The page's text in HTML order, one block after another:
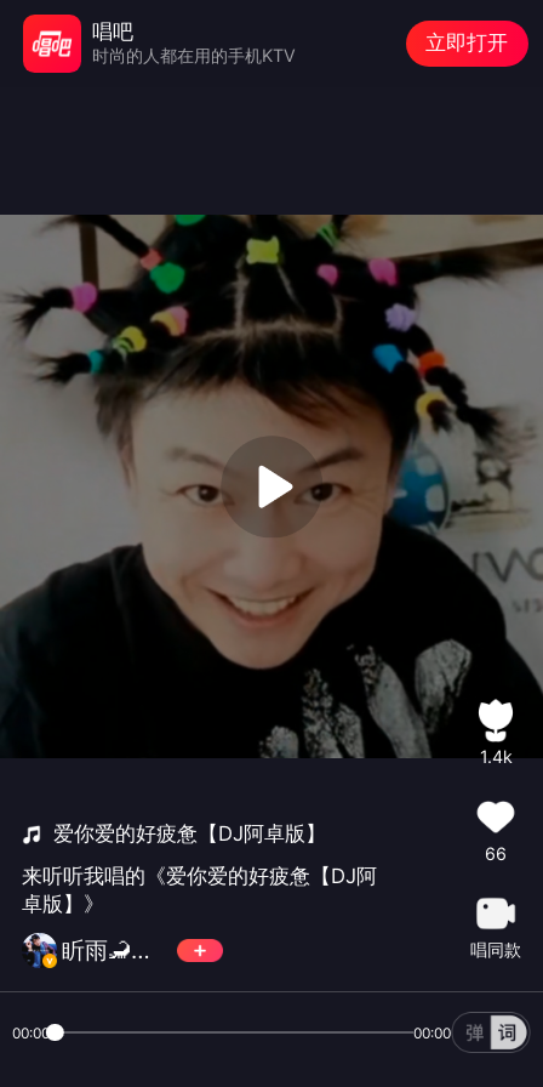
爱你爱的好疲惫【DJ阿卓版】
来听听我唱的《爱你爱的好疲惫【DJ阿
卓版】》
盺雨🦂点蝶
1.4k
66
唱同款
00:00 00:00
唱吧
时尚的人都在用的手机KTV
立即打开